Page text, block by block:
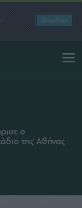
Download
ο
της Αθήνας